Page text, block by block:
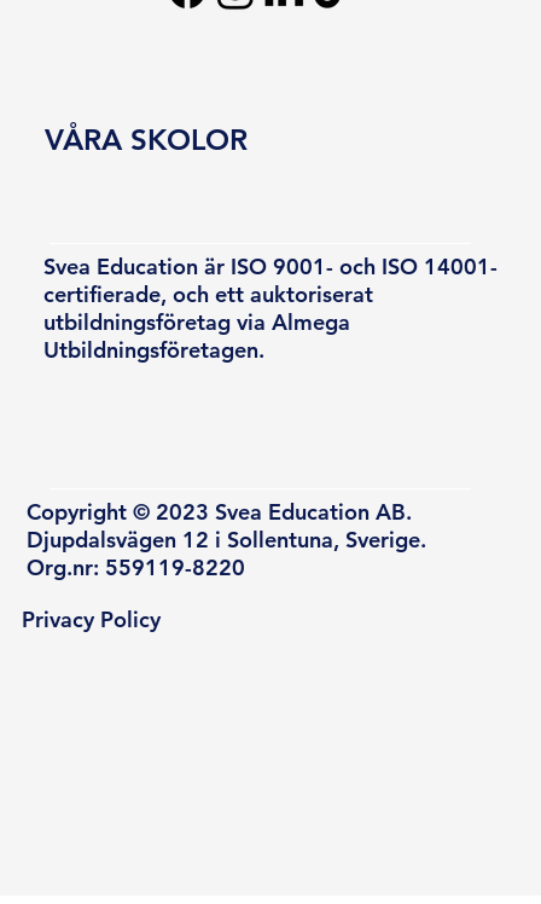
Svea Education är ISO 9001- och ISO 14001-
certifierade, och ett auktoriserat
utbildningsföretag via Almega
Utbildningsföretagen.
Copyright © 2023 Svea Education AB.
Djupdalsvägen 12 i Sollentuna, Sverige.
Org.nr: 559119-8220
VÅRA SKOLOR
Privacy Policy